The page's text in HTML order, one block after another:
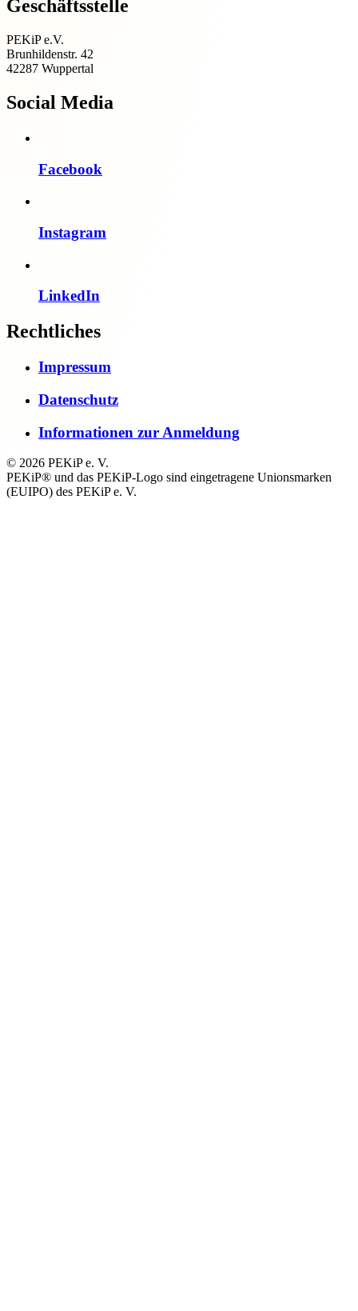
Geschäftsstelle
PEKiP e.V.
Brunhildenstr. 42
42287 Wuppertal
Social Media
Facebook
Instagram
LinkedIn
Rechtliches
Impressum
Datenschutz
Informationen zur Anmeldung
© 2026 PEKiP e. V.
PEKiP® und das PEKiP-Logo sind eingetragene Unionsmarken
(EUIPO) des PEKiP e. V.